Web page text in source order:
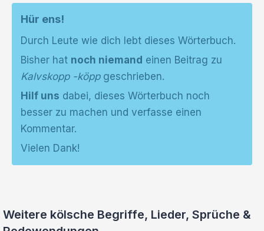
Hür ens!
Durch Leute wie dich lebt dieses Wörterbuch.
Bisher hat noch niemand einen Beitrag zu
Kalvskopp -köppgeschrieben.
Hilf uns dabei, dieses Wörterbuch noch
besser zu machen und verfasse einen
Kommentar.
Vielen Dank!
Weitere kölsche Begriffe, Lieder, Sprüche &